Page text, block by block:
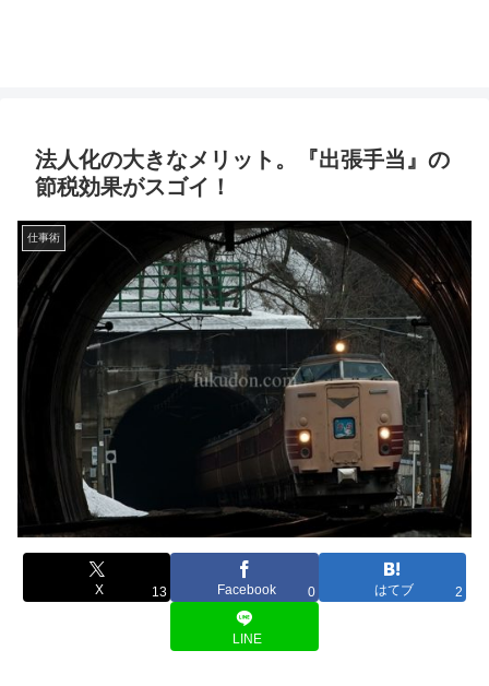
法人化の大きなメリット。『出張手当』の
節税効果がスゴイ！
仕事術
X 13 Facebook 0 はてブ 2
LINE